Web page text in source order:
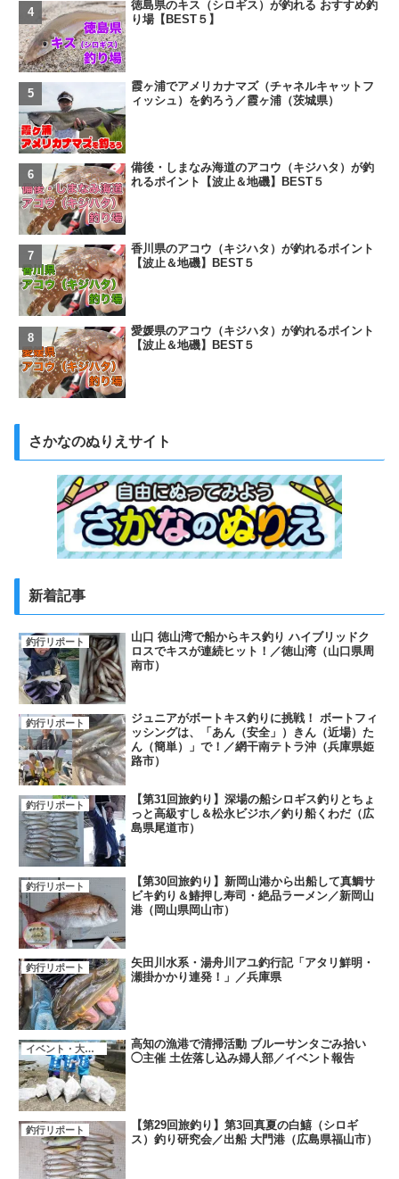
徳島県のキス（シロギス）が釣れる おすすめ釣
り場【BEST５】
霞ヶ浦でアメリカナマズ（チャネルキャットフ
ィッシュ）を釣ろう／霞ヶ浦（茨城県）
備後・しまなみ海道のアコウ（キジハタ）が釣
れるポイント【波止＆地磯】BEST５
香川県のアコウ（キジハタ）が釣れるポイント
【波止＆地磯】BEST５
愛媛県のアコウ（キジハタ）が釣れるポイント
【波止＆地磯】BEST５
さかなのぬりえサイト
新着記事
釣行リポート
山口 徳山湾で船からキス釣り ハイブリッドク
ロスでキスが連続ヒット！／徳山湾（山口県周
南市）
釣行リポート
ジュニアがボートキス釣りに挑戦！ ボートフィ
ッシングは、「あん（安全」）きん（近場）た
ん（簡単）」で！／網干南テトラ沖（兵庫県姫
路市）
釣行リポート
【第31回旅釣り】深場の船シロギス釣りとちょ
っと高級すし＆松永ビジホ／釣り船くわだ（広
島県尾道市）
釣行リポート
【第30回旅釣り】新岡山港から出船して真鯛サ
ビキ釣り＆鰆押し寿司・絶品ラーメン／新岡山
港（岡山県岡山市）
釣行リポート
矢田川水系・湯舟川アユ釣行記「アタリ鮮明・
瀬掛かかり連発！」／兵庫県
イベント・大会・キャンペーン
高知の漁港で清掃活動 ブルーサンタごみ拾い
◯主催 土佐落し込み婦人部／イベント報告
釣行リポート
【第29回旅釣り】第3回真夏の白鱚（シロギ
ス）釣り研究会／出船 大門港（広島県福山市）